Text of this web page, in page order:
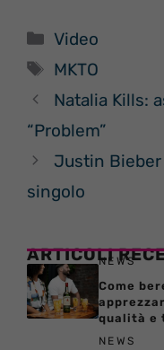
Categorie
Video
Tag
MKTO
Natalia Kills:
“Problem”
Justin Bieber
singolo
ARTICOLINEWS
Come
qualità e
NEWS